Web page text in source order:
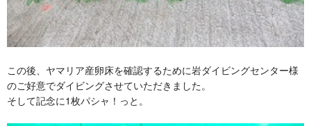
この後、ヤマリア産卵床を確認するために岩ダイビングセンター様
のご好意でダイビングさせていただきました。
そして記念に1枚パシャ！っと。